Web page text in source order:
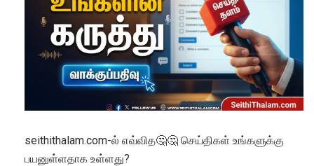
seithithalam.com-ல் எவ்வித🤔🤔 செய்திகள் உங்களுக்கு
பயனுள்ளதாக உள்ளது?